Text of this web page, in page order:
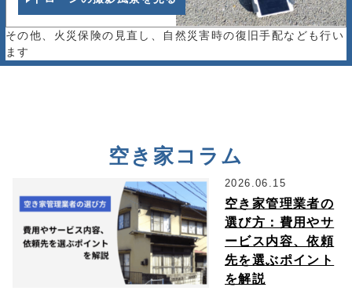
その他、火災保険の見直し、自然災害時の復旧手配なども行い
ます
空き家コラム
2026.06.15
空き家管理業者の
選び方：費用やサ
ービス内容、依頼
先を選ぶポイント
を解説